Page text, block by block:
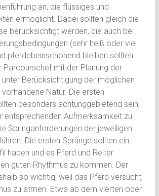
an, die flüssiges und
ermöglicht. Dabei sollten gleich die
berücksichtigt werden, die auch bei
(sehr heiß oder viel
pferdebeinschonend bleiben sollten.
Parcourschef mit der Planung der
unter Berücksichtigung der möglichen
vorhandene Natur. Die ersten
besonders achtunggebietend sein,
entsprechenden Aufmerksamkeit zu
Springanforderungen der jeweiligen
Die ersten Sprünge sollten ein
haben und es Pferd und Reiter
guten Rhythmus zu kommen. Der
so wichtig, weil das Pferd versucht,
zu atmen. Etwa ab dem vierten oder